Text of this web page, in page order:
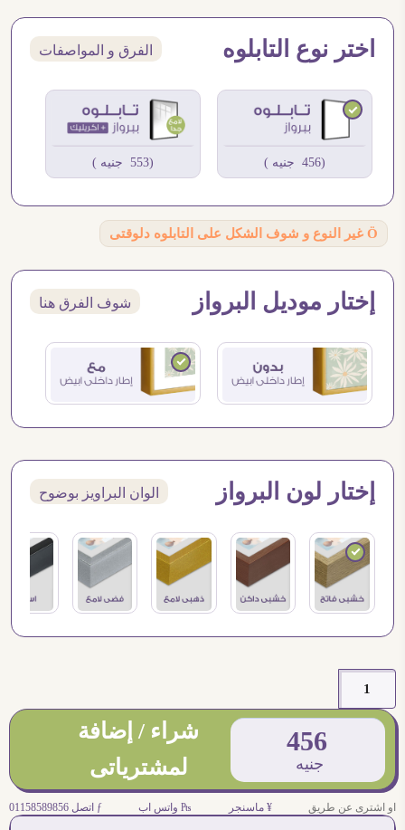
اختر نوع التابلوه الفرق و المواصفات
(456 جنيه ) (553 جنيه )
Ö غير النوع و شوف الشكل على التابلوه دلوقتى
إختار موديل البرواز شوف الفرق هنا
إختار لون البرواز الوان البراويز بوضوح
456
جنيه
شراء / إضافة
لمشترياتى
او اشترى عن طريق ¥ ماسنجر ₧ واتس اب ƒ اتصل 01158589856